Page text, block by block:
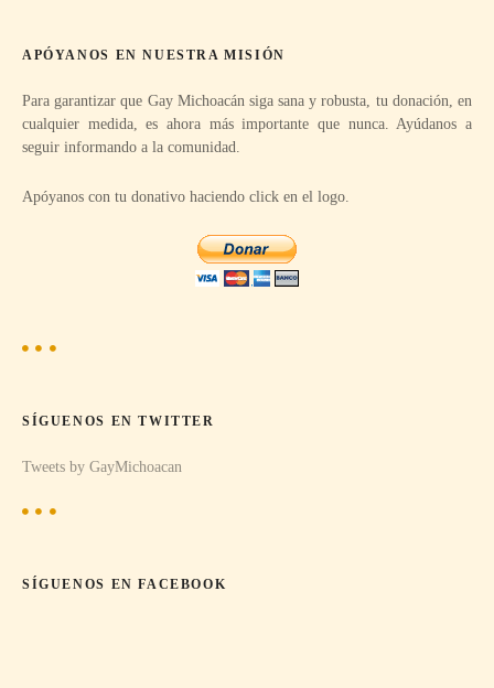
:APÓYANOS EN NUESTRA MISIÓN
Para garantizar que Gay Michoacán siga sana y robusta, tu donación, en
cualquier medida, es ahora más importante que nunca. Ayúdanos a
seguir informando a la comunidad.
Apóyanos con tu donativo haciendo click en el logo.
SÍGUENOS EN TWITTER
Tweets by GayMichoacan
SÍGUENOS EN FACEBOOK